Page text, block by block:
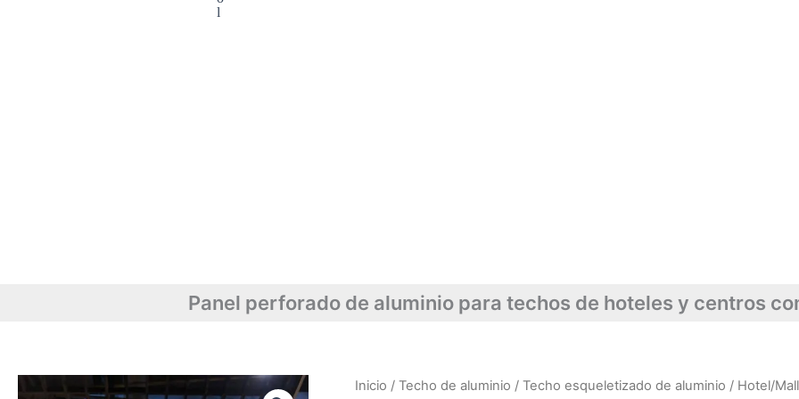
l
Panel perforado de aluminio para techos de hoteles y centros
Inicio /Techo de aluminio /Techo esqueletizado de aluminio / Hotel/